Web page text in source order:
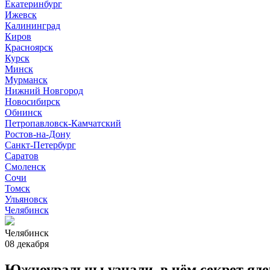
Екатеринбург
Ижевск
Калининград
Киров
Красноярск
Курск
Минск
Мурманск
Нижний Новгород
Новосибирск
Обнинск
Петропавловск-Камчатский
Ростов-на-Дону
Санкт-Петербург
Саратов
Смоленск
Сочи
Томск
Ульяновск
Челябинск
Челябинск
08 декабря